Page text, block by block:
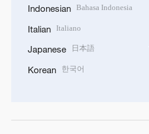
Indonesian Bahasa Indonesia
Italian Italiano
Japanese 日本語
Korean 한국어